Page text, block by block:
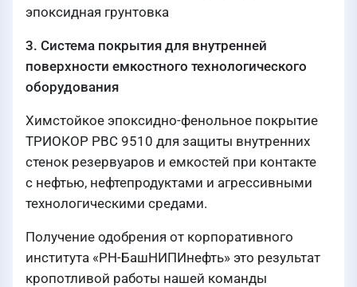
эпоксидная грунтовка
3. Система покрытия для внутренней
поверхности емкостного технологического
оборудования
Химстойкое эпоксидно-фенольное покрытие
ТРИОКОР РВС 9510 для защиты внутренних
стенок резервуаров и емкостей при контакте
с нефтью, нефтепродуктами и агрессивными
технологическими средами.
Получение одобрения от корпоративного
института «РН-БашНИПИнефть» это результат
кропотливой работы нашей команды